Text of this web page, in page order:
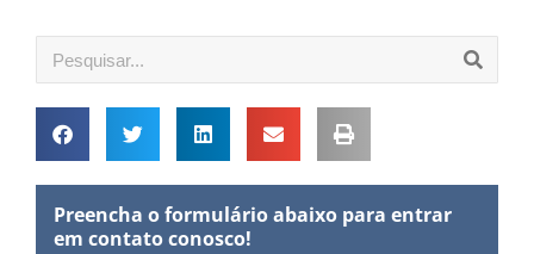
Preencha o formulário abaixo para entrar
em contato conosco!